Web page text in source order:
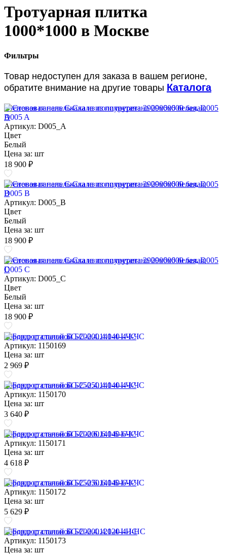
Тротуарная плитка
1000*1000 в Москве
Фильтры
Товар недоступен для заказа в вашем регионе,
обратите внимание на другие товары Каталога
Стеновая панель Скала из полиуретана 2900х600 белая, D005
A
Артикул: D005_A
Цвет
Белый
Цена за: шт
18 900 ₽
Стеновая панель Скала из полиуретана 2900х600 белая, D005
B
Артикул: D005_B
Цвет
Белый
Цена за: шт
18 900 ₽
Стеновая панель Скала из полиуретана 2900х600 белая, D005
C
Артикул: D005_C
Цвет
Белый
Цена за: шт
18 900 ₽
Бордюр стальной БС-200.4.140-4-I-ЧС
Артикул: 1150169
Цена за: шт
2 969 ₽
Бордюр стальной БС-250.4.140-4-I-ЧС
Артикул: 1150170
Цена за: шт
3 640 ₽
Бордюр стальной БС-200.6.140-6-I-ЧС
Артикул: 1150171
Цена за: шт
4 618 ₽
Бордюр стальной БС-250.6.140-6-I-ЧС
Артикул: 1150172
Цена за: шт
5 629 ₽
Бордюр стальной БС-200.4.120-4-I-НС
Артикул: 1150173
Цена за: шт